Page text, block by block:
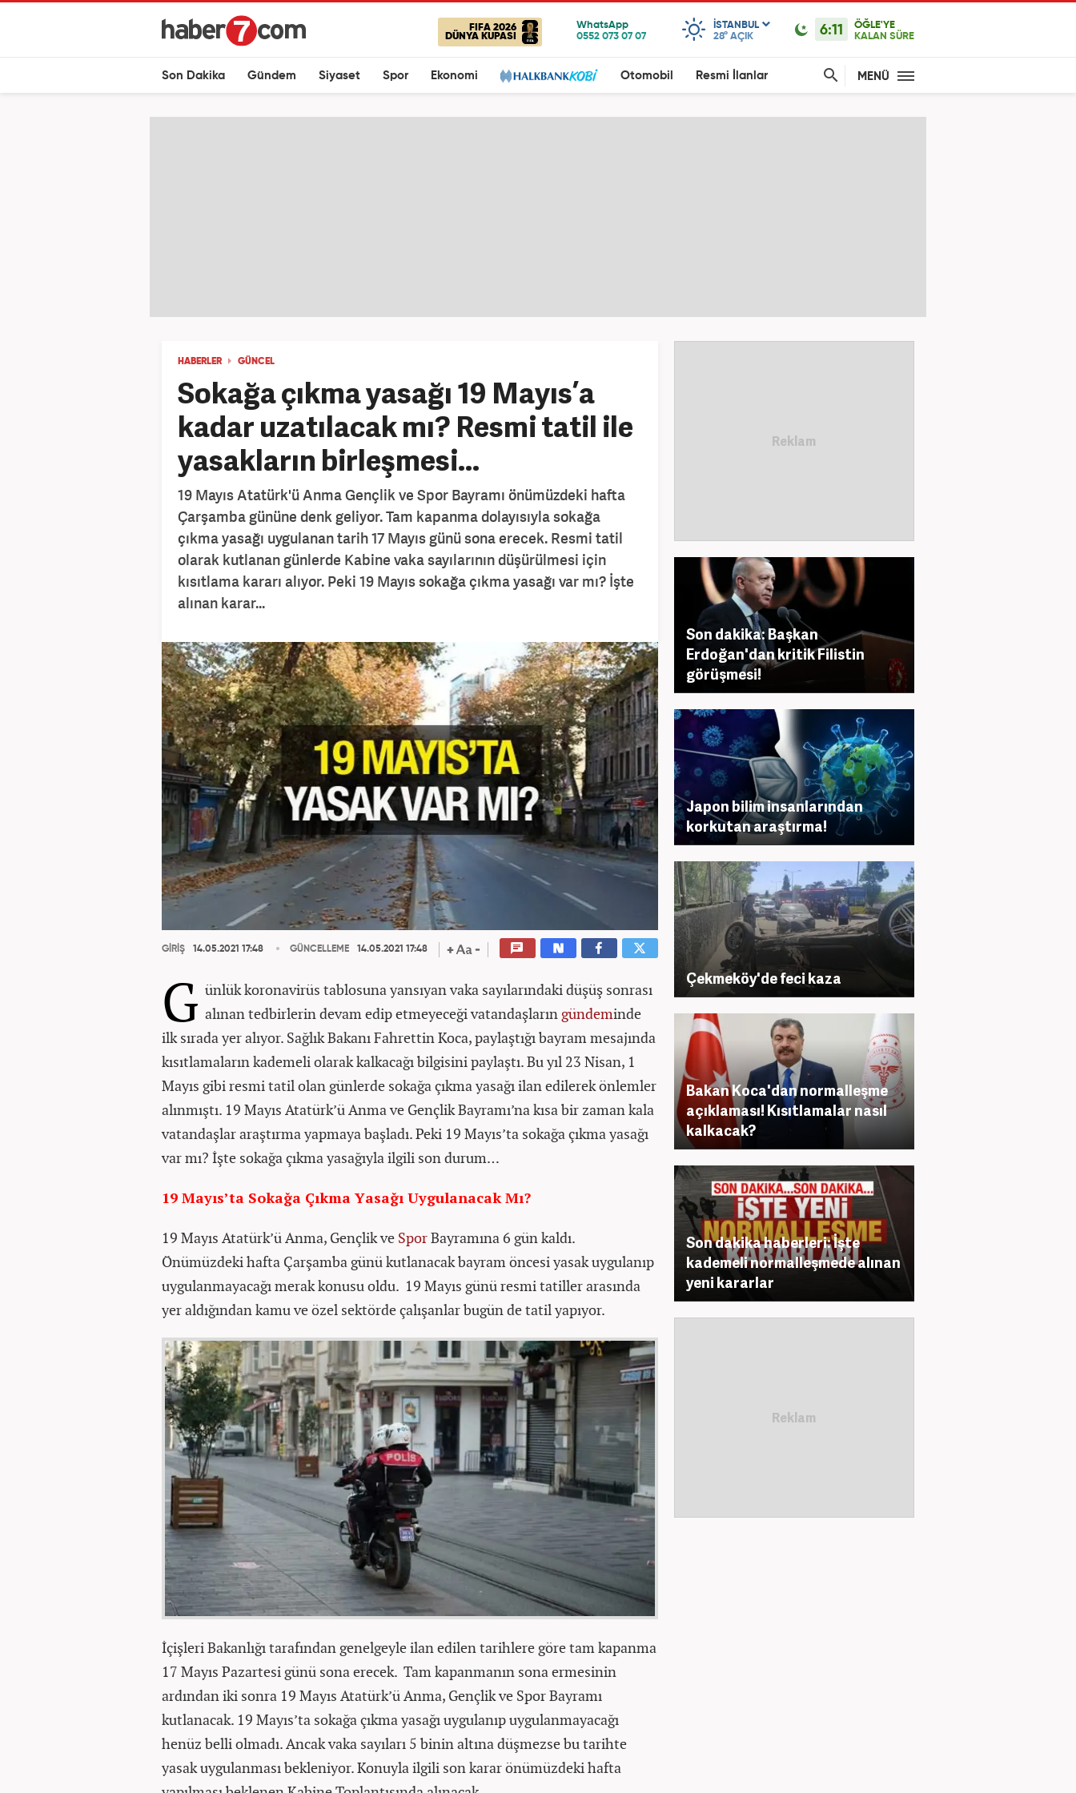
FIFA 2026
DÜNYA KUPASI
ISTANBUL
28° AÇIK 6:11
ÖĞLE'YE
KALAN SÜRE
Son Dakika Gündem Siyaset Spor Ekonomi Otomobil Resmi İlanlar MENÜ
HABERLER GÜNCEL
Sokağa çıkma yasağı 19 Mayıs’a
kadar uzatılacak mı? Resmi tatil ile
yasakların birleşmesi...
19 Mayıs Atatürk'ü Anma Gençlik ve Spor Bayramı önümüzdeki hafta
Çarşamba gününe denk geliyor. Tam kapanma dolayısıyla sokağa
çıkma yasağı uygulanan tarih 17 Mayıs günü sona erecek. Resmi tatil
olarak kutlanan günlerde Kabine vaka sayılarının düşürülmesi için
kısıtlama kararı alıyor. Peki 19 Mayıs sokağa çıkma yasağı var mı? İşte
alınan karar...
GİRİŞ 14.05.2021 17:48 GÜNCELLEME 14.05.2021 17:48
G ünlük koronavirüs tablosuna yansıyan vaka sayılarındaki düşüş sonrası
alınan tedbirlerin devam edip etmeyeceği vatandaşların gündeminde
ilk sırada yer alıyor. Sağlık Bakanı Fahrettin Koca, paylaştığı bayram mesajında
kısıtlamaların kademeli olarak kalkacağı bilgisini paylaştı. Bu yıl 23 Nisan, 1
Mayıs gibi resmi tatil olan günlerde sokağa çıkma yasağı ilan edilerek önlemler
alınmıştı. 19 Mayıs Atatürk’ü Anma ve Gençlik Bayramı’na kısa bir zaman kala
vatandaşlar araştırma yapmaya başladı. Peki 19 Mayıs’ta sokağa çıkma yasağı
var mı? İşte sokağa çıkma yasağıyla ilgili son durum…
19 Mayıs’ta Sokağa Çıkma Yasağı Uygulanacak Mı?
19 Mayıs Atatürk’ü Anma, Gençlik ve SporBayramına 6 gün kaldı.
Önümüzdeki hafta Çarşamba günü kutlanacak bayram öncesi yasak uygulanıp
uygulanmayacağı merak konusu oldu. 19 Mayıs günü resmi tatiller arasında
yer aldığından kamu ve özel sektörde çalışanlar bugün de tatil yapıyor.
İçişleri Bakanlığı tarafından genelgeyle ilan edilen tarihlere göre tam kapanma
17 Mayıs Pazartesi günü sona erecek. Tam kapanmanın sona ermesinin
ardından iki sonra 19 Mayıs Atatürk’ü Anma, Gençlik ve Spor Bayramı
kutlanacak. 19 Mayıs’ta sokağa çıkma yasağı uygulanıp uygulanmayacağı
henüz belli olmadı. Ancak vaka sayıları 5 binin altına düşmezse bu tarihte
yasak uygulanması bekleniyor. Konuyla ilgili son karar önümüzdeki hafta
Son dakika: Başkan
Erdoğan'dan kritik Filistin
görüşmesi!
Japon bilim insanlarından
korkutan araştırma!
Çekmeköy'de feci kaza
Bakan Koca'dan normalleşme
açıklaması! Kısıtlamalar nasıl
kalkacak?
Son dakika haberleri: İşte
kademeli normalleşmede alınan
yeni kararlar